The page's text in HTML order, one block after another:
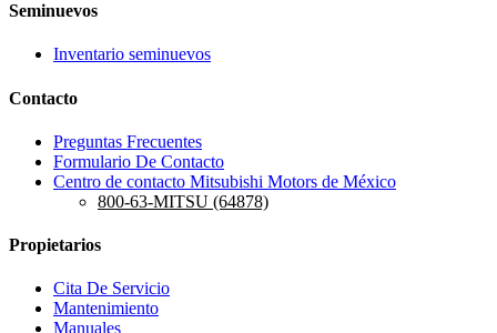
Seminuevos
Inventario seminuevos
Contacto
Preguntas Frecuentes
Formulario De Contacto
Centro de contacto Mitsubishi Motors de México
800-63-MITSU (64878)
Propietarios
Cita De Servicio
Mantenimiento
Manuales